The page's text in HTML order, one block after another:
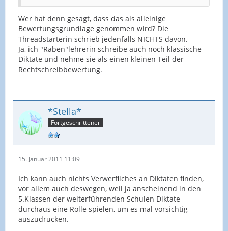
Wer hat denn gesagt, dass das als alleinige
Bewertungsgrundlage genommen wird? Die
Threadstarterin schrieb jedenfalls NICHTS davon.
Ja, ich "Raben"lehrerin schreibe auch noch klassische
Diktate und nehme sie als einen kleinen Teil der
Rechtschreibbewertung.
*Stella*
Fortgeschrittener
15. Januar 2011 11:09
Ich kann auch nichts Verwerfliches an Diktaten finden,
vor allem auch deswegen, weil ja anscheinend in den
5.Klassen der weiterführenden Schulen Diktate
durchaus eine Rolle spielen, um es mal vorsichtig
auszudrücken.